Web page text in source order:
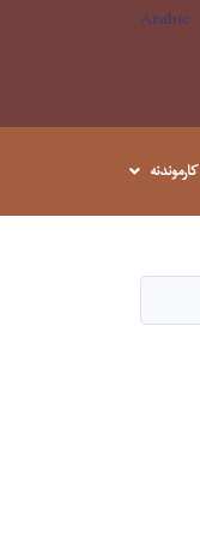
Arabic
کارموندنه